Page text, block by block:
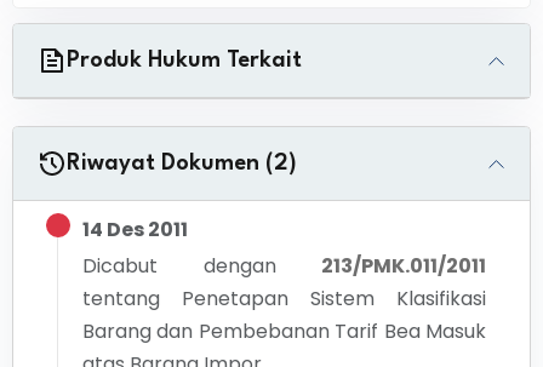
Produk Hukum Terkait
Riwayat Dokumen (2)
14 Des 2011
Dicabut dengan
213/PMK.011/2011
tentang Penetapan Sistem Klasifikasi
Barang dan Pembebanan Tarif Bea Masuk